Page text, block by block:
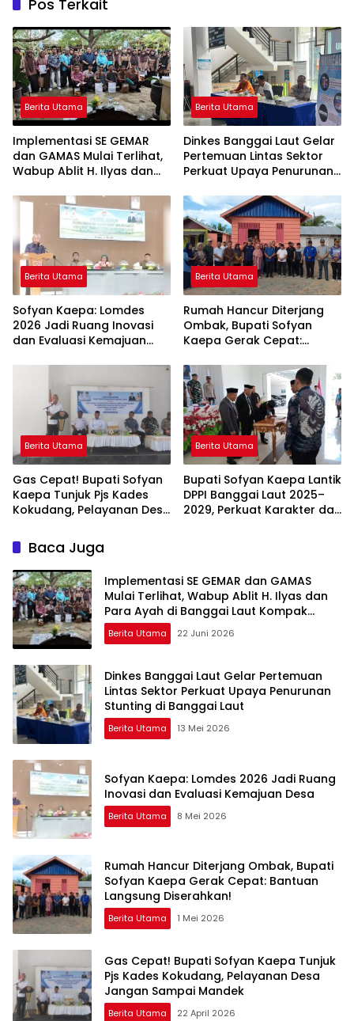
Pos Terkait
Berita Utama
Implementasi SE GEMAR
dan GAMAS Mulai Terlihat,
Wabup Ablit H. Ilyas dan
Kompak Ambil Rapor Anak
Berita Utama
Dinkes Banggai Laut Gelar
Pertemuan Lintas Sektor
Perkuat Upaya Penurunan
Berita Utama
Sofyan Kaepa: Lomdes
2026 Jadi Ruang Inovasi
dan Evaluasi Kemajuan
Berita Utama
Rumah Hancur Diterjang
Ombak, Bupati Sofyan
Kaepa Gerak Cepat:
Diserahkan!
Berita Utama
Gas Cepat! Bupati Sofyan
Kaepa Tunjuk Pjs Kades
Kokudang, Pelayanan Desa
Berita Utama
Bupati Sofyan Kaepa Lantik
DPPI Banggai Laut 2025–
2029, Perkuat Karakter dan
Baca Juga
Implementasi SE GEMAR dan GAMAS
Mulai Terlihat, Wabup Ablit H. Ilyas dan
Para Ayah di Banggai Laut Kompak
Ambil Rapor Anak
Berita Utama 22 Juni 2026
Dinkes Banggai Laut Gelar Pertemuan
Lintas Sektor Perkuat Upaya Penurunan
Stunting di Banggai Laut
Berita Utama 13 Mei 2026
Sofyan Kaepa: Lomdes 2026 Jadi Ruang
Inovasi dan Evaluasi Kemajuan Desa
Berita Utama 8 Mei 2026
Rumah Hancur Diterjang Ombak, Bupati
Sofyan Kaepa Gerak Cepat: Bantuan
Langsung Diserahkan!
Berita Utama 1 Mei 2026
Gas Cepat! Bupati Sofyan Kaepa Tunjuk
Pjs Kades Kokudang, Pelayanan Desa
Jangan Sampai Mandek
Berita Utama 22 April 2026